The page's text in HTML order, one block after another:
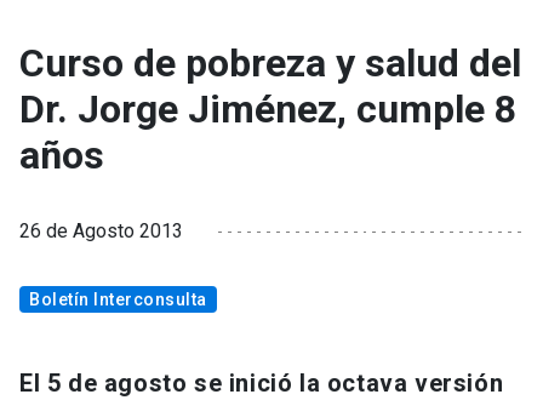
Curso de pobreza y salud del
Dr. Jorge Jiménez, cumple 8
años
26 de Agosto 2013
Boletín Interconsulta
El 5 de agosto se inició la octava versión